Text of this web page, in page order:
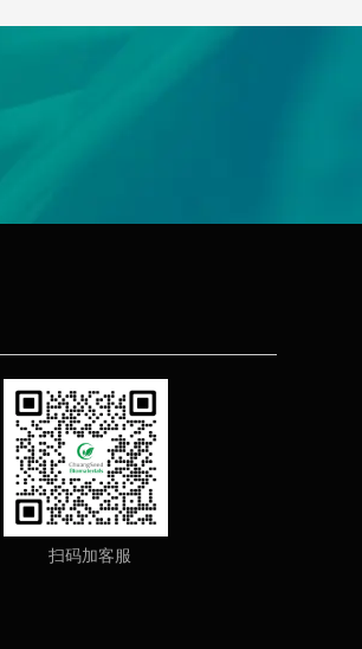
扫码加客服